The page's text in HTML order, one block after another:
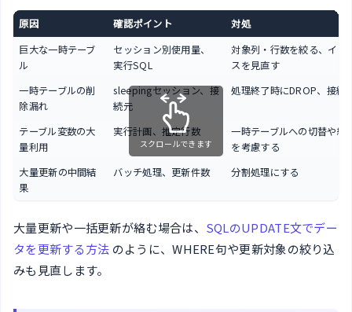
原因 確認ポイント
対処
巨大な一時テーブ
ル
セッション別使用量、
実行SQL
対象列・行数を絞る、イン
スを見直す
一時テーブルの削
除漏れ
sleepingセッション、接
続元
処理終了時にDROP、接続
テーブル変数の大
量利用
実行計画、推定行数
一時テーブルへの切替や統
を考慮する
大量更新の中間結
果
バッチ処理、更新件数 分割処理にする
スクロールできます
大量更新や一括更新が絡む場合は、 SQLのUPDATE文でデー
タを更新する方法 のように、WHERE句や更新対象の絞り込
みも見直します。